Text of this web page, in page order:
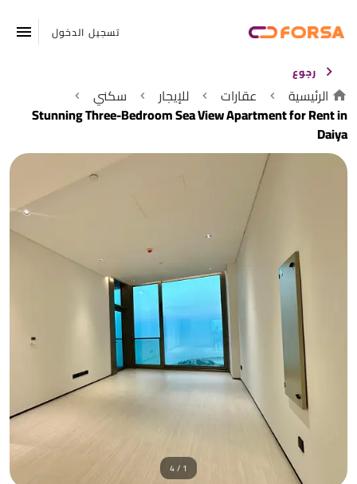
تسجيل الدخول
رجوع
الرئيسية عقارات للإيجار
سكني
Stunning Three-Bedroom Sea View Apartment for Rent in
Daiya
1 / 4